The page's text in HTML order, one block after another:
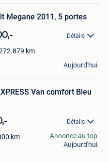
Megane 2011, 5 portes
Détails
km
Aujourd'hui
Van comfort Bleu
Détails
km
Annonce au top
Aujourd'hui